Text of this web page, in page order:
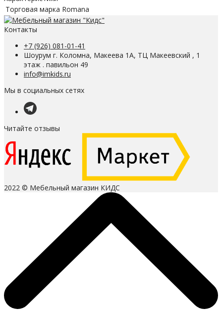
Торговая марка Romana
Контакты
+7 (926) 081-01-41
Шоурум г. Коломна, Макеева 1А, ТЦ Макеевский , 1
этаж . павильон 49
info@imkids.ru
Мы в социальных сетях
Читайте отзывы
2022 © Мебельный магазин КИДС